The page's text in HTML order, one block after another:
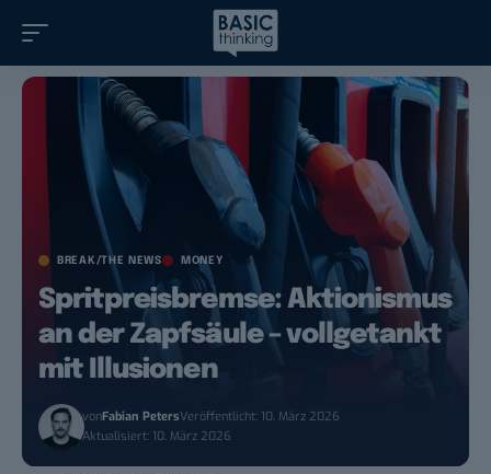
BREAK/THE NEWS MONEY
Spritpreisbremse: Aktionismus
an der Zapfsäule – vollgetankt
mit Illusionen
vonFabian PetersVeröffentlicht: 10. März 2026
Aktualisiert: 10. März 2026